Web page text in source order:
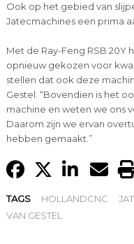
Ook op het gebied van
Jatecmachines een prima
Met de Ray-Feng RSB 20Y
opnieuw gekozen voor
stellen dat ook deze
Gestel. “Bovendien is het
machine en weten we ons
Daarom zijn we ervan
hebben gemaakt.”
TAGS HOLLANDCNC
VAN GESTEL